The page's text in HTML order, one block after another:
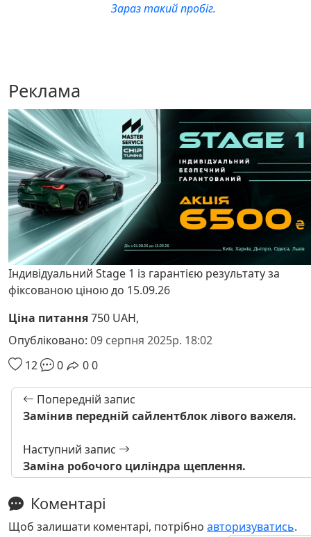
Зараз такий пробіг.
Реклама
Індивідуальний Stage 1 із гарантією результату за
фіксованою ціною до 15.09.26
Ціна питання750 UAH,
Опубліковано: 09 серпня 2025р. 18:02
12
0 00
Попередній запис
Замінив передній сайлентблок лівого важеля.
Наступний запис
Заміна робочого циліндра щеплення.
Коментарі
Щоб залишати коментарі, потрібно авторизуватись.